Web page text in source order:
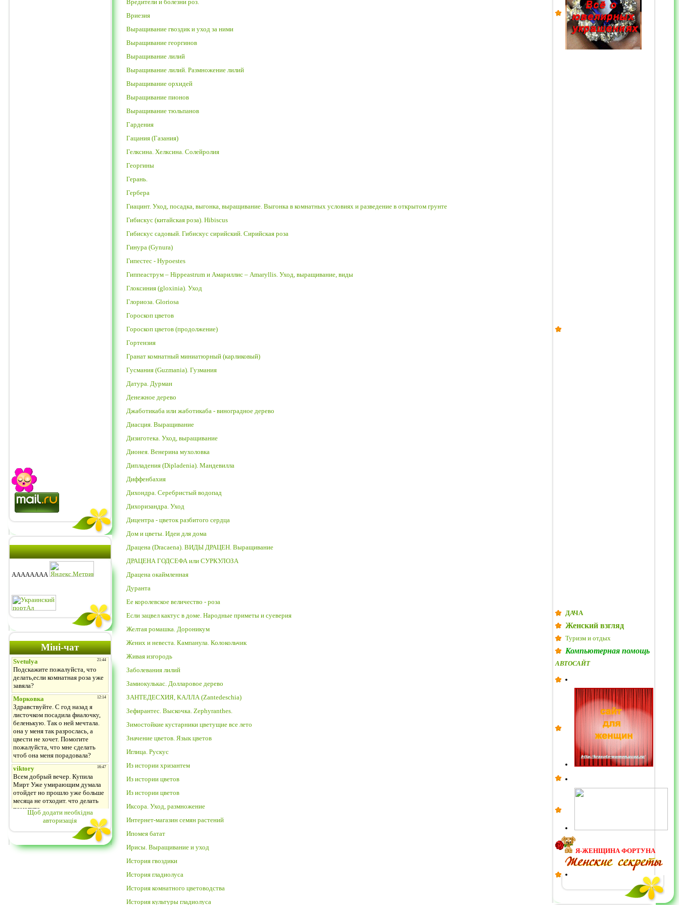
АААААААА
Міні-чат
Щоб додати необхідна
авторизація
Вредители и болезни роз.
Вриезия
Выращивание гвоздик и уход за ними
Выращивание георгинов
Выращивание лилий
Выращивание лилий. Размножение лилий
Выращивание орхидей
Выращивание пионов
Выращивание тюльпанов
Гардения
Гацания (Газания)
Гелксина. Хелксина. Солейролия
Георгины
Герань.
Гербера
Гиацинт. Уход, посадка, выгонка, выращивание. Выгонка в комнатных условиях и разведение в открытом грунте
Гибискус (китайская роза). Hibiscus
Гибискус садовый. Гибискус сирийский. Сирийская роза
Гинура (Gynura)
Гипестес - Hypoestes
Гиппеаструм – Hippeastrum и Амариллис – Amaryllis. Уход, выращивание, виды
Глоксиния (gloxinia). Уход
Глориоза. Gloriosa
Гороскоп цветов
Гороскоп цветов (продолжение)
Гортензия
Гранат комнатный миниатюрный (карликовый)
Гусмания (Guzmania). Гузмания
Датура. Дурман
Денежное дерево
Джаботикаба или жаботикаба - виноградное дерево
Диасция. Выращивание
Дизиготека. Уход, выращивание
Дионея. Венерина мухоловка
Дипладения (Dipladenia). Мандевилла
Диффенбахия
Дихондра. Серебристый водопад
Дихоризандра. Уход
Дицентра - цветок разбитого сердца
Дом и цветы. Идеи для дома
Драцена (Dracaena). ВИДЫ ДРАЦЕН. Выращивание
ДРАЦЕНА ГОДСЕФА или СУРКУЛОЗА
Драцена окаймленная
Дуранта
Ее королевское величество - роза
Если зацвел кактус в доме. Народные приметы и суеверия
Желтая ромашка. Дороникум
Жених и невеста. Кампанула. Колокольчик
Живая изгородь
Заболевания лилий
Замиокулькас. Долларовое дерево
ЗАНТЕДЕСХИЯ, КАЛЛА (Zantedeschia)
Зефирантес. Выскочка. Zephyranthes.
Зимостойкие кустарники цветущие все лето
Значение цветов. Язык цветов
Иглица. Рускус
Из истории хризантем
Из истории цветов
Из истории цветов
Иксора. Уход, размножение
Интернет-магазин семян растений
Ипомея батат
Ирисы. Выращивание и уход
История гвоздики
История гладиолуса
История комнатного цветоводства
История культуры гладиолуса
ДАЧА
Женский взгляд
Туризм и отдых
Компьютерная помощь
АВТОСАЙТ
Я-ЖЕНЩИНА ФОРТУНА